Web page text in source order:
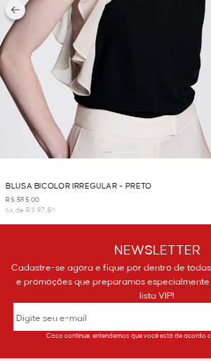
BLUSA BICOLOR IRREGULAR - PRETO
R$ 585,00
6x de R$ 97,50
NEWSLETTER
Cadastre-se agora e fique por dentro de
e promoções que preparamos especialmente
lista VIP!
Caso continue, entendemos que você está de acordo